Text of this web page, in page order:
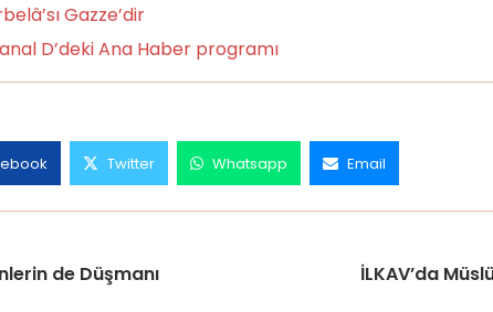
Gazze’dir
D’deki Ana Haber programı
Twitter Whatsapp Email
de Düşmanı
İLKAV’da